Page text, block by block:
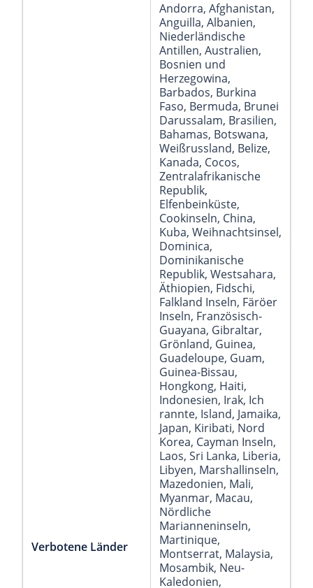
Verbotene Länder
Andorra, Afghanistan,
Anguilla, Albanien,
Niederländische
Antillen, Australien,
Bosnien und
Herzegowina,
Barbados, Burkina
Faso, Bermuda, Brunei
Darussalam, Brasilien,
Bahamas, Botswana,
Weißrussland, Belize,
Kanada, Cocos,
Zentralafrikanische
Republik,
Elfenbeinküste,
Cookinseln, China,
Kuba, Weihnachtsinsel,
Dominica,
Dominikanische
Republik, Westsahara,
Äthiopien, Fidschi,
Falkland Inseln, Färöer
Inseln, Französisch-
Guayana, Gibraltar,
Grönland, Guinea,
Guadeloupe, Guam,
Guinea-Bissau,
Hongkong, Haiti,
Indonesien, Irak, Ich
rannte, Island, Jamaika,
Japan, Kiribati, Nord
Korea, Cayman Inseln,
Laos, Sri Lanka, Liberia,
Libyen, Marshallinseln,
Mazedonien, Mali,
Myanmar, Macau,
Nördliche
Marianneninseln,
Martinique,
Montserrat, Malaysia,
Mosambik, Neu-
Kaledonien,